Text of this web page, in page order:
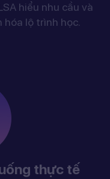
hiểu nhu cầu và
hóa lộ trình học.
thực tế